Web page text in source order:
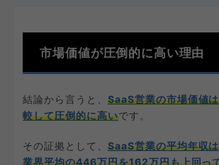
市場価値が圧倒的に高い理由
結論から言うと、 SaaS営業の市場価値
較して圧倒的に高いです。
その証拠として、 SaaS営業の平均年収
業界平均の446万円を162万円も上回っ